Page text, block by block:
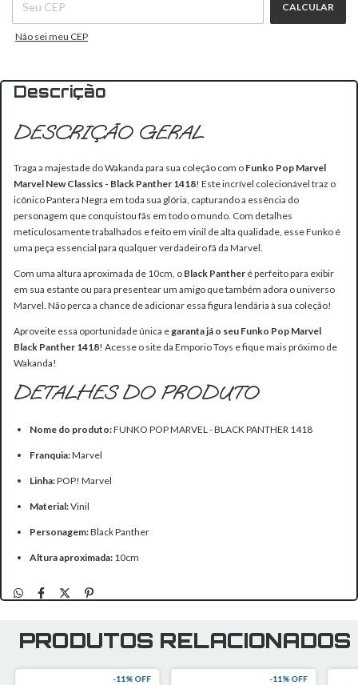
CALCULAR
Não sei meu CEP
Descrição
DESCRIÇÃO GERAL
Traga a majestade do Wakanda para sua coleção com o Funko Pop Marvel
Marvel New Classics - Black Panther 1418! Este incrível colecionável traz o
icônico Pantera Negra em toda sua glória, capturando a essência do
personagem que conquistou fãs em todo o mundo. Com detalhes
meticulosamente trabalhados e feito em vinil de alta qualidade, esse Funko é
uma peça essencial para qualquer verdadeiro fã da Marvel.
Com uma altura aproximada de 10cm, o Black Panther é perfeito para exibir
em sua estante ou para presentear um amigo que também adora o universo
Marvel. Não perca a chance de adicionar essa figura lendária à sua coleção!
Aproveite essa oportunidade única egaranta já o seu Funko Pop Marvel
Black Panther 1418! Acesse o site da Emporio Toys e fique mais próximo de
Wakanda!
DETALHES DO PRODUTO
Nome do produto:FUNKO POP MARVEL - BLACK PANTHER 1418
Franquia:Marvel
Linha:POP! Marvel
Material:Vinil
Personagem:Black Panther
Altura aproximada: 10cm
PRODUTOS RELACIONADOS
-11% OFF -11% OFF